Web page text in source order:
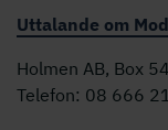
Uttalande om
Holmen AB, Box
Telefon: 08 666